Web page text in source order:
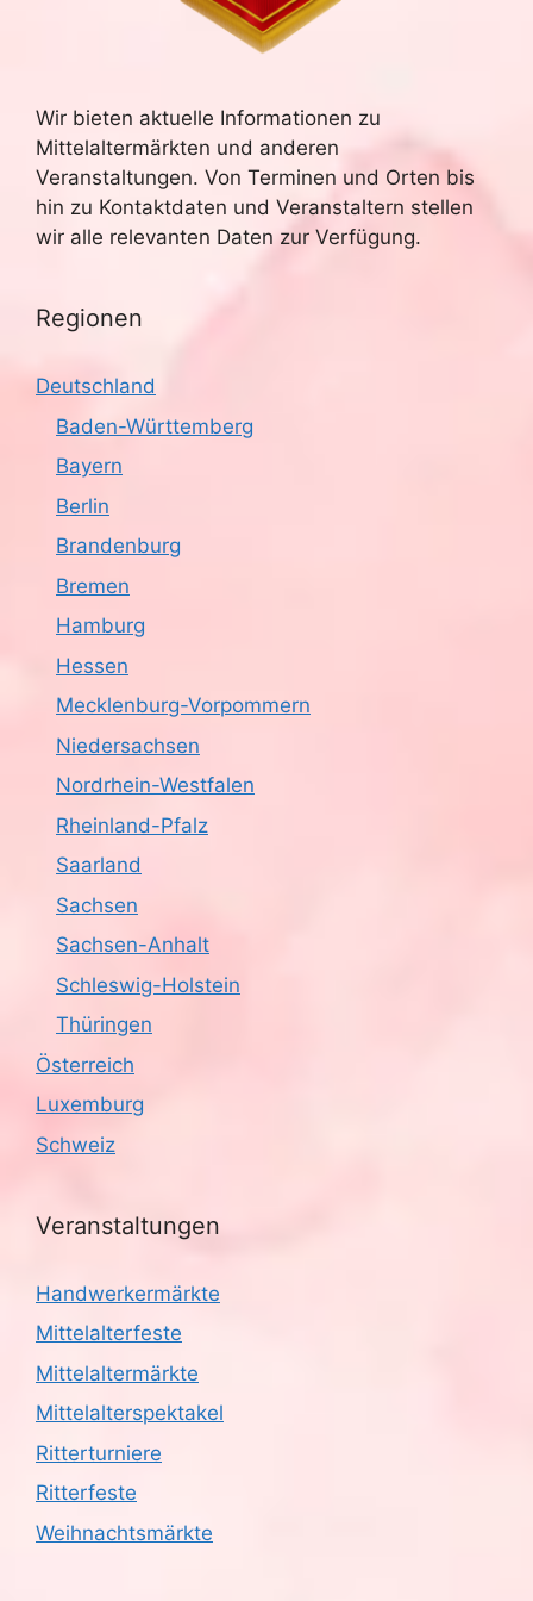
Wir bieten aktuelle Informationen zu
Mittelaltermärkten und anderen
Veranstaltungen. Von Terminen und Orten bis
hin zu Kontaktdaten und Veranstaltern stellen
wir alle relevanten Daten zur Verfügung.
Regionen
Deutschland
Baden-Württemberg
Bayern
Berlin
Brandenburg
Bremen
Hamburg
Hessen
Mecklenburg-Vorpommern
Niedersachsen
Nordrhein-Westfalen
Rheinland-Pfalz
Saarland
Sachsen
Sachsen-Anhalt
Schleswig-Holstein
Thüringen
Österreich
Luxemburg
Schweiz
Veranstaltungen
Handwerkermärkte
Mittelalterfeste
Mittelaltermärkte
Mittelalterspektakel
Ritterturniere
Ritterfeste
Weihnachtsmärkte